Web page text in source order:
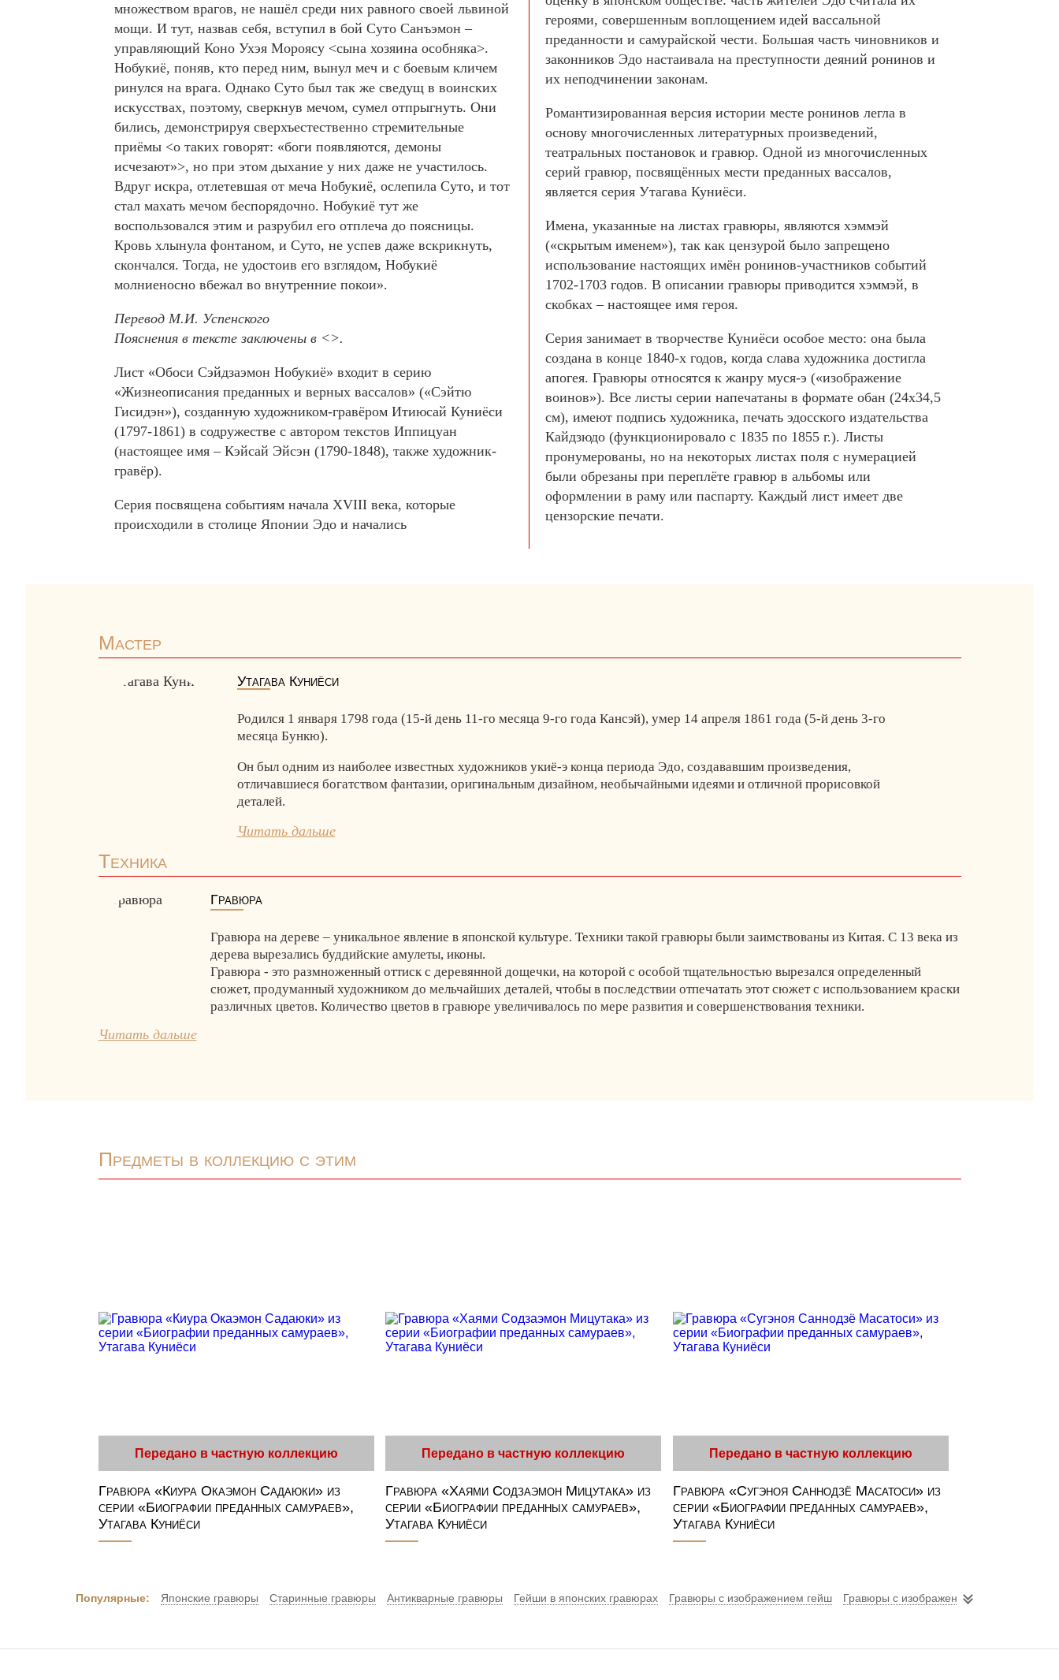
множеством врагов, не нашёл среди них равного своей львиной
мощи. И тут, назвав себя, вступил в бой Суто Санъэмон –
управляющий Коно Ухэя Мороясу <сына хозяина особняка>.
Нобукиё, поняв, кто перед ним, вынул меч и с боевым кличем
ринулся на врага. Однако Суто был так же сведущ в воинских
искусствах, поэтому, сверкнув мечом, сумел отпрыгнуть. Они
бились, демонстрируя сверхъестественно стремительные
приёмы <о таких говорят: «боги появляются, демоны
исчезают»>, но при этом дыхание у них даже не участилось.
Вдруг искра, отлетевшая от меча Нобукиё, ослепила Суто, и тот
стал махать мечом беспорядочно. Нобукиё тут же
воспользовался этим и разрубил его отплеча до поясницы.
Кровь хлынула фонтаном, и Суто, не успев даже вскрикнуть,
скончался. Тогда, не удостоив его взглядом, Нобукиё
молниеносно вбежал во внутренние покои».
Перевод М.И. Успенского
Пояснения в тексте заключены в <>.
Лист «Обоси Сэйдзаэмон Нобукиё» входит в серию
«Жизнеописания преданных и верных вассалов» («Сэйтю
Гисидэн»), созданную художником-гравёром Итиюсай Куниёси
(1797-1861) в содружестве с автором текстов Иппицуан
(настоящее имя – Кэйсай Эйсэн (1790-1848), также художник-
гравёр).
Серия посвящена событиям начала XVIII века, которые
происходили в столице Японии Эдо и начались
героями, совершенным воплощением идей вассальной
преданности и самурайской чести. Большая часть чиновников и
законников Эдо настаивала на преступности деяний ронинов и
их неподчинении законам.
Романтизированная версия истории месте ронинов легла в
основу многочисленных литературных произведений,
театральных постановок и гравюр. Одной из многочисленных
серий гравюр, посвящённых мести преданных вассалов,
является серия Утагава Куниёси.
Имена, указанные на листах гравюры, являются хэммэй
(«скрытым именем»), так как цензурой было запрещено
использование настоящих имён ронинов-участников событий
1702-1703 годов. В описании гравюры приводится хэммэй, в
скобках – настоящее имя героя.
Серия занимает в творчестве Куниёси особое место: она была
создана в конце 1840-х годов, когда слава художника достигла
апогея. Гравюры относятся к жанру муся-э («изображение
воинов»). Все листы серии напечатаны в формате обан (24х34,5
см), имеют подпись художника, печать эдосского издательства
Кайдзюдо (функционировало с 1835 по 1855 г.). Листы
пронумерованы, но на некоторых листах поля с нумерацией
были обрезаны при переплёте гравюр в альбомы или
оформлении в раму или паспарту. Каждый лист имеет две
цензорские печати.
Мастер
Утагава Куниёси
Родился 1 января 1798 года (15-й день 11-го месяца 9-го года Кансэй), умер 14 апреля 1861 года (5-й день 3-го
месяца Бункю).
Он был одним из наиболее известных художников укиё-э конца периода Эдо, создававшим произведения,
отличавшиеся богатством фантазии, оригинальным дизайном, необычайными идеями и отличной прорисовкой
деталей.
Читать дальше
Техника
Гравюра
Гравюра на дереве – уникальное явление в японской культуре. Техники такой гравюры были заимствованы из Китая. С 13 века из
дерева вырезались буддийские амулеты, иконы.
Гравюра - это размноженный оттиск с деревянной дощечки, на которой с особой тщательностью вырезался определенный
сюжет, продуманный художником до мельчайших деталей, чтобы в последствии отпечатать этот сюжет с использованием краски
различных цветов. Количество цветов в гравюре увеличивалось по мере развития и совершенствования техники.
Читать дальше
Предметы в коллекцию с этим
Передано в частную коллекцию
Гравюра «Киура Окаэмон Садаюки» из
серии «Биографии преданных самураев»,
Утагава Куниёси
Передано в частную коллекцию
Гравюра «Хаями Содзаэмон Мицутака» из
серии «Биографии преданных самураев»,
Утагава Куниёси
Передано в частную коллекцию
Гравюра «Сугэноя Саннодзё Масатоси» из
серии «Биографии преданных самураев»,
Утагава Куниёси
Популярные: Японские гравюры Старинные гравюры Антикварные гравюры Гейши в японских гравюрах Гравюры с изображением гейш Гравюры с изображением самураев